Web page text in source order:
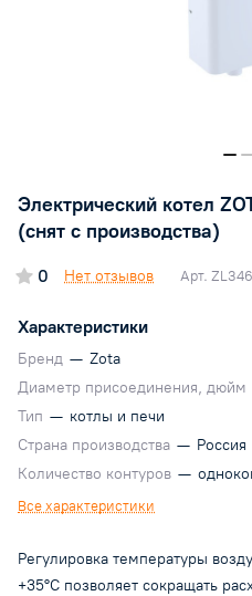
Электрический котел
(снят с производства)
0 Нет отзывов Арт.
Характеристики
Бренд — Zota
Диаметр присоединения, дюйм
Тип — котлы и печи
Страна производства — Россия
Количество контуров —
Все характеристики
Регулировка температуры
+35°С позволяет сокращать